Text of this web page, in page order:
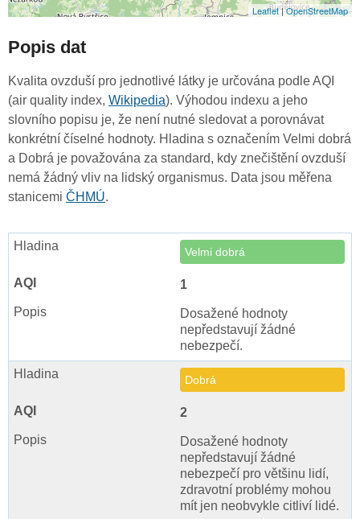
Leaflet|OpenStreetMap
Popis dat
Kvalita ovzduší pro jednotlivé látky je určována podle AQI
(air quality index, Wikipedia). Výhodou indexu a jeho
slovního popisu je, že není nutné sledovat a porovnávat
konkrétní číselné hodnoty. Hladina s označením Velmi dobrá
a Dobrá je považována za standard, kdy znečištění ovzduší
nemá žádný vliv na lidský organismus. Data jsou měřena
stanicemi ČHMÚ.
Velmi dobrá
1
Dosažené hodnoty
nepředstavují žádné
nebezpečí.
Dobrá
2
Dosažené hodnoty
nepředstavují žádné
nebezpečí pro většinu lidí,
zdravotní problémy mohou
mít jen neobvykle citliví lidé.